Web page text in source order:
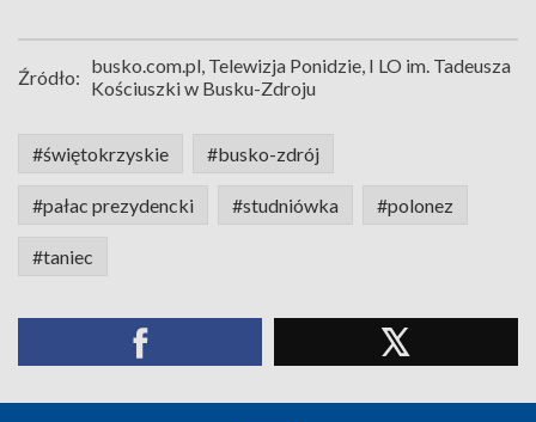
Źródło: busko.com.pl, Telewizja Ponidzie, I LO im. Tadeusza
Kościuszki w Busku-Zdroju
#świętokrzyskie #busko-zdrój
#pałac prezydencki #studniówka #polonez
#taniec